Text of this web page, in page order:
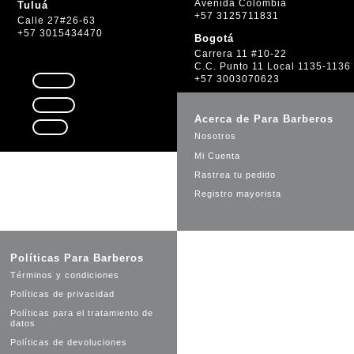
Tuluá
Calle 27#26-63
+57 3015434470
Seguir
Seguir
Seguir
Avenida Colombia
+57 3125711831
Bogotá
Carrera 11 #10-22
C.C. Punto 11 Local 1135-1136
+57 3003070623
Acerca de Para Barberos
Nosotros
Mi Cuenta
Rastrea tu pedido
Registro mayorista
Políticas Para Barberos
Términos y condiciones
Políticas de privacidad
Políticas para el tratamiento de
datos
Políticas de devoluciones